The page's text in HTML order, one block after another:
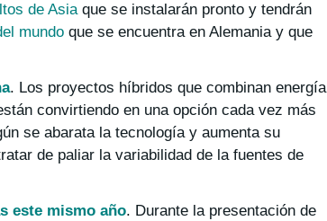
de Asiaque se instalarán pronto y tendrán
mundo que se encuentra en Alemania y que
. Los proyectos híbridos que combinan energía
convirtiendo en una opción cada vez más
se abarata la tecnología y aumenta su
de paliar la variabilidad de la fuentes de
este mismo año. Durante la presentación de